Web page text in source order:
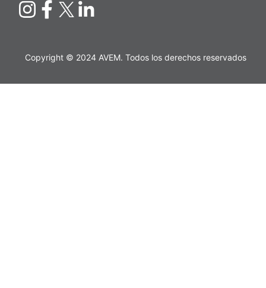
Copyright © 2024 AVEM. Todos los derechos reservados